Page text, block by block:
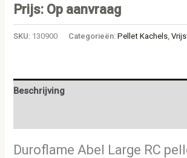
Prijs: Op aanvraag
SKU: 130900 Categorieën:Pellet Kachels ,
Beschrijving
Duroflame Abel Large RC